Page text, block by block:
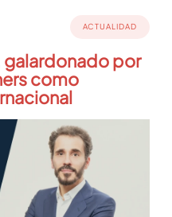
ACTUALIDAD
galardonado por
como